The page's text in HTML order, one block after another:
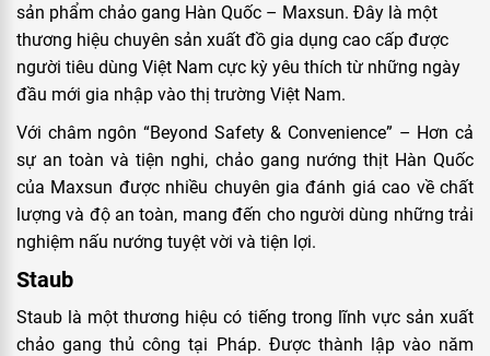
sản phẩm chảo gang Hàn Quốc – Maxsun. Đây là một
thương hiệu chuyên sản xuất đồ gia dụng cao cấp được
người tiêu dùng Việt Nam cực kỳ yêu thích từ những ngày
đầu mới gia nhập vào thị trường Việt Nam.
Với châm ngôn “Beyond Safety & Convenience” – Hơn cả
sự an toàn và tiện nghi, chảo gang nướng thịt Hàn Quốc
của Maxsun được nhiều chuyên gia đánh giá cao về chất
lượng và độ an toàn, mang đến cho người dùng những trải
nghiệm nấu nướng tuyệt vời và tiện lợi.
Staub
Staub là một thương hiệu có tiếng trong lĩnh vực sản xuất
chảo gang thủ công tại Pháp. Được thành lập vào năm